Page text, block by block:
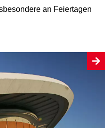
an Feiertagen